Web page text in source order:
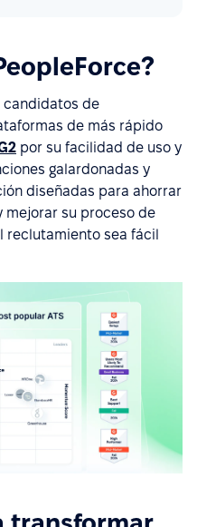
candidatos de
de más rápido
por su facilidad de uso y
galardonadas y
diseñadas para ahorrar
mejorar su proceso de
reclutamiento sea fácil